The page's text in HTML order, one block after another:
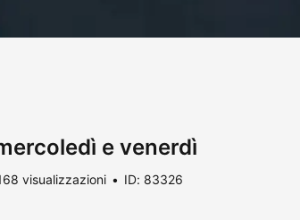
e venerdì
visualizzazioni ID: 83326